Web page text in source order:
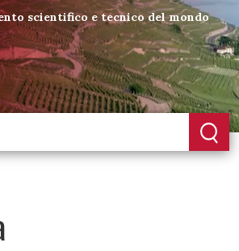
scientifico e tecnico del mondo